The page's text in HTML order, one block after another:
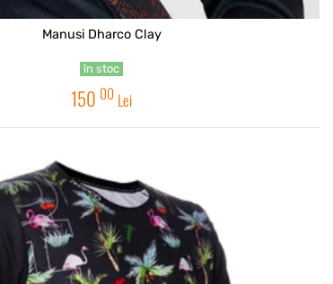
Manusi Dharco Clay
în stoc
150 00 Lei